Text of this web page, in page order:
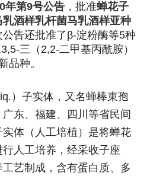
年第9号公告 ，批准蝉花子
酒样乳杆菌马乳酒样亚种
告还批准了β-淀粉酶等5种
三（2,2-二甲基丙酰胺）
品种。
）子实体，又名蝉棒束孢
东、福建、四川等省民间
体（人工培植）是将蝉花
人工培养，经采收子座
工艺制成，含有蛋白质、多